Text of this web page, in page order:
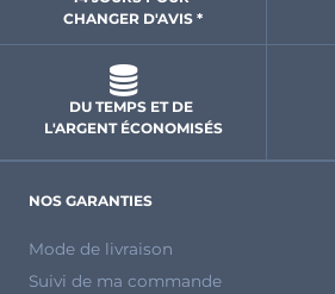
CHANGER D'AVIS *
DU TEMPS ET DE
L'ARGENT ÉCONOMISÉS
NOS GARANTIES
Mode de livraison
Suivi de ma commande